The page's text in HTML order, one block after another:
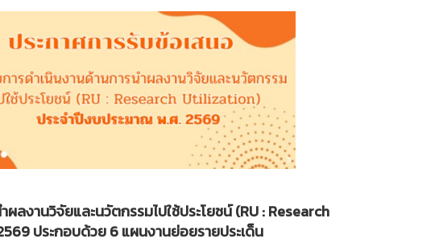
ลงานวิจัยและนวัตกรรมไปใช้ประโยชน์ (RU : Research
ประกอบด้วย 6 แผนงานย่อยรายประเด็น